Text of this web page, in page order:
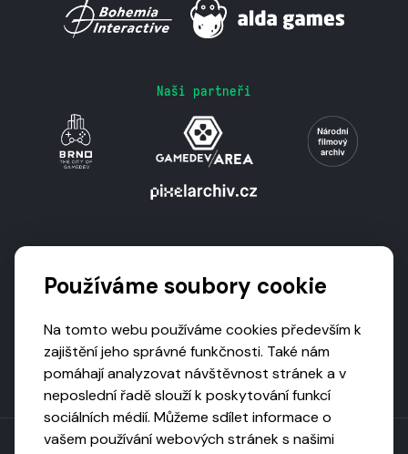
Naši partneři
Používáme soubory cookie
Na tomto webu používáme cookies především k
zajištění jeho správné funkčnosti. Také nám
pomáhají analyzovat návštěvnost stránek a v
neposlední řadě slouží k poskytování funkcí
sociálních médií. Můžeme sdílet informace o
vašem používání webových stránek s našimi